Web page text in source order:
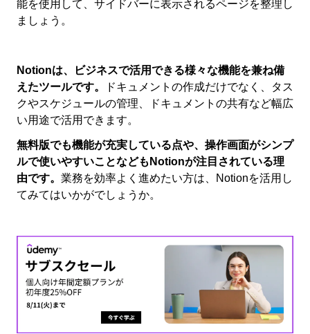
能を使用して、サイドバーに表示されるページを整理し
ましょう。
Notionは、ビジネスで活用できる様々な機能を兼ね備
えたツールです。
ドキュメントの作成だけでなく、タス
クやスケジュールの管理、ドキュメントの共有など幅広
い用途で活用できます。
無料版でも機能が充実している点や、操作画面がシンプ
ルで使いやすいことなどもNotionが注目されている理
由です。 業務を効率よく進めたい方は、Notionを活用し
てみてはいかがでしょうか。